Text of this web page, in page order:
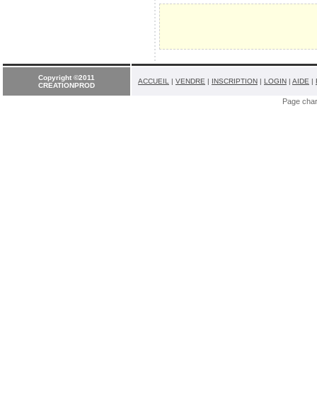
Copyright ©2011
CREATIONPROD
ACCUEIL | VENDRE | INSCRIPTION | LOGIN | AIDE |
Page